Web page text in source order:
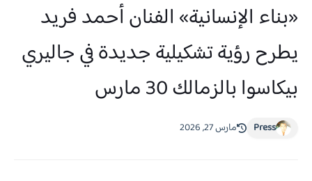
«بناء الإنسانية» الفنان أحمد فريد
يطرح رؤية تشكيلية جديدة في جاليري
بيكاسوا بالزمالك 30 مارس
Press مارس 27, 2026